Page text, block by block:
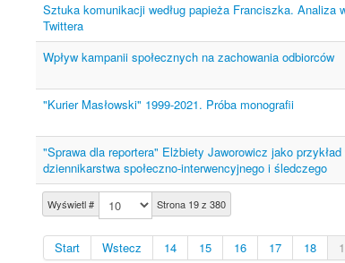
Wyświetl # Strona 19 z 380
Start Wstecz 14 15 16 17 18
Sztuka komunikacji według papieża Franciszka. Analiza
Twittera
Wpływ kampanii społecznych na zachowania odbiorców
"Kurier Masłowski" 1999-2021. Próba monografii
"Sprawa dla reportera" Elżbiety Jaworowicz jako przykład
dziennikarstwa społeczno-interwencyjnego i śledczego